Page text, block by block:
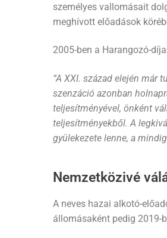
személyes vallomásait
meghívott előadások
2005-ben a Harangozó-
“A XXI. század elején már
szenzáció azonban
teljesítményével, önként
teljesítményekből. A
gyülekezete lenne, a
Nemzetközivé
A neves hazai alkotó-
állomásaként pedig 2019-